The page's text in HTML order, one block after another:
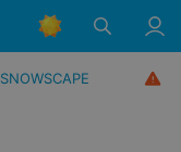
SNOWSCAPE